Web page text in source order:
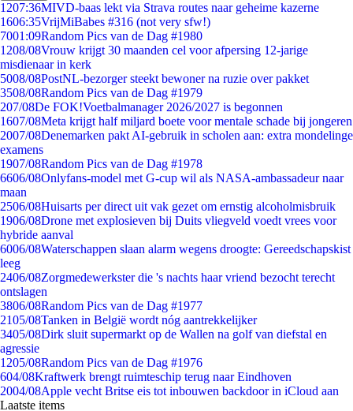
1207:36MIVD-baas lekt via Strava routes naar geheime kazerne
1606:35VrijMiBabes #316 (not very sfw!)
7001:09Random Pics van de Dag #1980
1208/08Vrouw krijgt 30 maanden cel voor afpersing 12-jarige
misdienaar in kerk
5008/08PostNL-bezorger steekt bewoner na ruzie over pakket
3508/08Random Pics van de Dag #1979
207/08De FOK!Voetbalmanager 2026/2027 is begonnen
1607/08Meta krijgt half miljard boete voor mentale schade bij jongeren
2007/08Denemarken pakt AI-gebruik in scholen aan: extra mondelinge
examens
1907/08Random Pics van de Dag #1978
6606/08Onlyfans-model met G-cup wil als NASA-ambassadeur naar
maan
2506/08Huisarts per direct uit vak gezet om ernstig alcoholmisbruik
1906/08Drone met explosieven bij Duits vliegveld voedt vrees voor
hybride aanval
6006/08Waterschappen slaan alarm wegens droogte: Gereedschapskist
leeg
2406/08Zorgmedewerkster die 's nachts haar vriend bezocht terecht
ontslagen
3806/08Random Pics van de Dag #1977
2105/08Tanken in België wordt nóg aantrekkelijker
3405/08Dirk sluit supermarkt op de Wallen na golf van diefstal en
agressie
1205/08Random Pics van de Dag #1976
604/08Kraftwerk brengt ruimteschip terug naar Eindhoven
2004/08Apple vecht Britse eis tot inbouwen backdoor in iCloud aan
Laatste items